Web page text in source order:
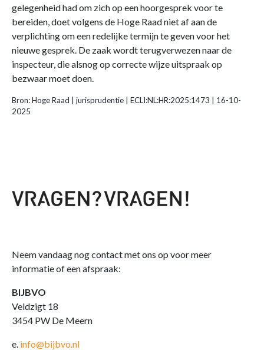
gelegenheid had om zich op een hoorgesprek voor te
bereiden, doet volgens de Hoge Raad niet af aan de
verplichting om een redelijke termijn te geven voor het
nieuwe gesprek. De zaak wordt terugverwezen naar de
inspecteur, die alsnog op correcte wijze uitspraak op
bezwaar moet doen.
Bron: Hoge Raad | jurisprudentie | ECLI:NL:HR:2025:1473 | 16-10-
2025
Neem vandaag nog contact met ons op voor meer
informatie of een afspraak:
BIJBVO
Veldzigt 18
3454 PW De Meern
e. info@bijbvo.nl